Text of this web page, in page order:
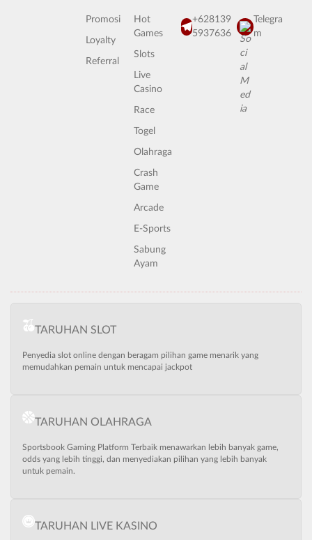
Promosi
Loyalty
Referral
Hot
Games
Slots
Live
Casino
Race
Togel
Olahraga
Crash
Game
Arcade
E-Sports
Sabung
Ayam
+628139
5937636
Telegra
m
TARUHAN SLOT
Penyedia slot online dengan beragam pilihan game menarik yang
memudahkan pemain untuk mencapai jackpot
TARUHAN OLAHRAGA
Sportsbook Gaming Platform Terbaik menawarkan lebih banyak game,
odds yang lebih tinggi, dan menyediakan pilihan yang lebih banyak
untuk pemain.
TARUHAN LIVE KASINO